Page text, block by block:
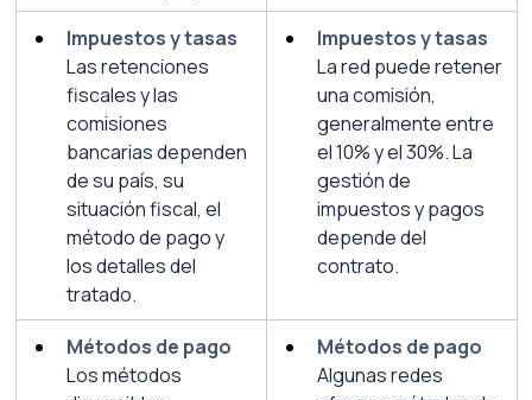
Impuestos y tasas
Las retenciones
fiscales y las
comisiones
bancarias dependen
de su país, su
situación fiscal, el
método de pago y
los detalles del
tratado.
Impuestos y tasas
La red puede retener
una comisión,
generalmente entre
el 10% y el 30%. La
gestión de
impuestos y pagos
depende del
contrato.
Métodos de pago
Los métodos
Métodos de pago
Algunas redes